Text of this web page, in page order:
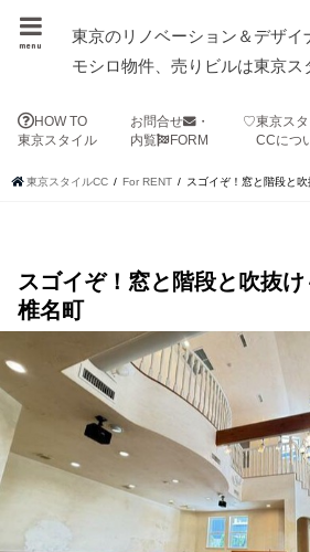
東京のリノベーション＆デザイ
モシロ物件、売りビルは東京ス
menu
HOW TO
東京スタイル
お問合せ
・
内覧
FORM
♡東京スタ
CCにつ
東京スタイルCC For RENT スゴイぞ！窓と階段と
スゴイぞ！窓と階段と吹抜
椎名町